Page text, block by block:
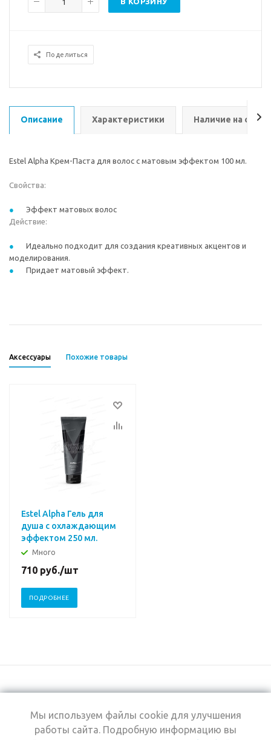
Поделиться
Описание Характеристики Наличие на
Estel Alpha Крем-Паста для волос с матовым эффектом 100 мл.
Свойства:
Эффект матовых волос
Действие:
Идеально подходит для создания креативных акцентов и
моделирования.
Придает матовый эффект.
Аксессуары Похожие товары
Estel Alpha Гель для
душа с охлаждающим
эффектом 250 мл.
Много
710 руб./шт
ПОДРОБНЕЕ
+7 (495) 969-0950
Мы используем файлы cookie для улучшения
работы сайта. Подробную информацию вы